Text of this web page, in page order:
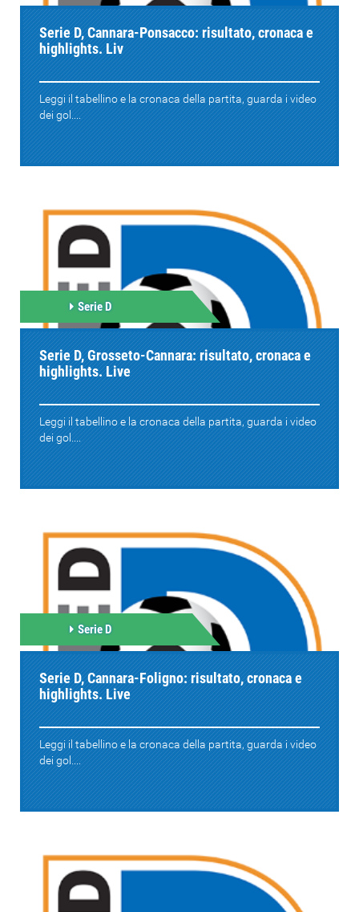
Serie D, Cannara-Ponsacco: risultato, cronaca e
highlights. Liv
Leggi il tabellino e la cronaca della partita, guarda i video
dei gol....
Serie D
Serie D, Grosseto-Cannara: risultato, cronaca e
highlights. Live
Leggi il tabellino e la cronaca della partita, guarda i video
dei gol....
Serie D
Serie D, Cannara-Foligno: risultato, cronaca e
highlights. Live
Leggi il tabellino e la cronaca della partita, guarda i video
dei gol....